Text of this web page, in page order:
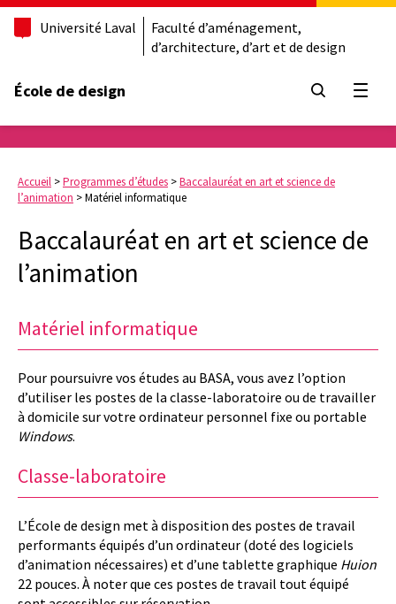
Université Laval
Faculté d’aménagement,
d’architecture, d’art et de design
École de design
Accueil >Programmes d’études >Baccalauréat en art et science de
l’animation >Matériel informatique
Baccalauréat en art et science de
l’animation
Matériel informatique
Pour poursuivre vos études au BASA, vous avez l’option
d’utiliser les postes de la classe-laboratoire ou de travailler
à domicile sur votre ordinateur personnel fixe ou portable
Windows.
Classe-laboratoire
L’École de design met à disposition des postes de travail
performants équipés d’un ordinateur (doté des logiciels
d’animation nécessaires) et d’une tablette graphique Huion
22 pouces. À noter que ces postes de travail tout équipé